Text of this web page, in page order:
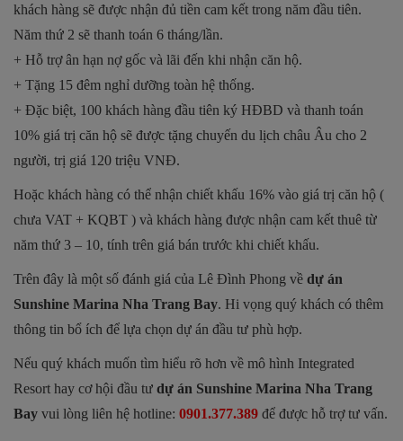
khách hàng sẽ được nhận đủ tiền cam kết trong năm đầu tiên.
Năm thứ 2 sẽ thanh toán 6 tháng/lần.
+ Hỗ trợ ân hạn nợ gốc và lãi đến khi nhận căn hộ.
+ Tặng 15 đêm nghỉ dưỡng toàn hệ thống.
+ Đặc biệt, 100 khách hàng đầu tiên ký HĐBD và thanh toán
10% giá trị căn hộ sẽ được tặng chuyến du lịch châu Âu cho 2
người, trị giá 120 triệu VNĐ.
Hoặc khách hàng có thể nhận chiết khấu 16% vào giá trị căn hộ (
chưa VAT + KQBT ) và khách hàng được nhận cam kết thuê từ
năm thứ 3 – 10, tính trên giá bán trước khi chiết khấu.
Trên đây là một số đánh giá của Lê Đình Phong về dự án
Sunshine Marina Nha Trang Bay. Hi vọng quý khách có thêm
thông tin bổ ích để lựa chọn dự án đầu tư phù hợp.
Nếu quý khách muốn tìm hiểu rõ hơn về mô hình Integrated
Resort hay cơ hội đầu tư dự án Sunshine Marina Nha Trang
Bay vui lòng liên hệ hotline: 0901.377.389 để được hỗ trợ tư vấn.